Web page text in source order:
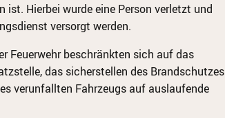
ist. Hierbei wurde eine Person verletzt und
versorgt werden.
Feuerwehr beschränkten sich auf das
das sicherstellen des Brandschutzes
verunfallten Fahrzeugs auf auslaufende